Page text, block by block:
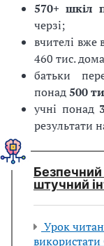
570+ шкіл
черзі;
вчителі вже
460 тис.
батьки
понад500
учні понад
результати
Безпечний
штучний
Урок
використати